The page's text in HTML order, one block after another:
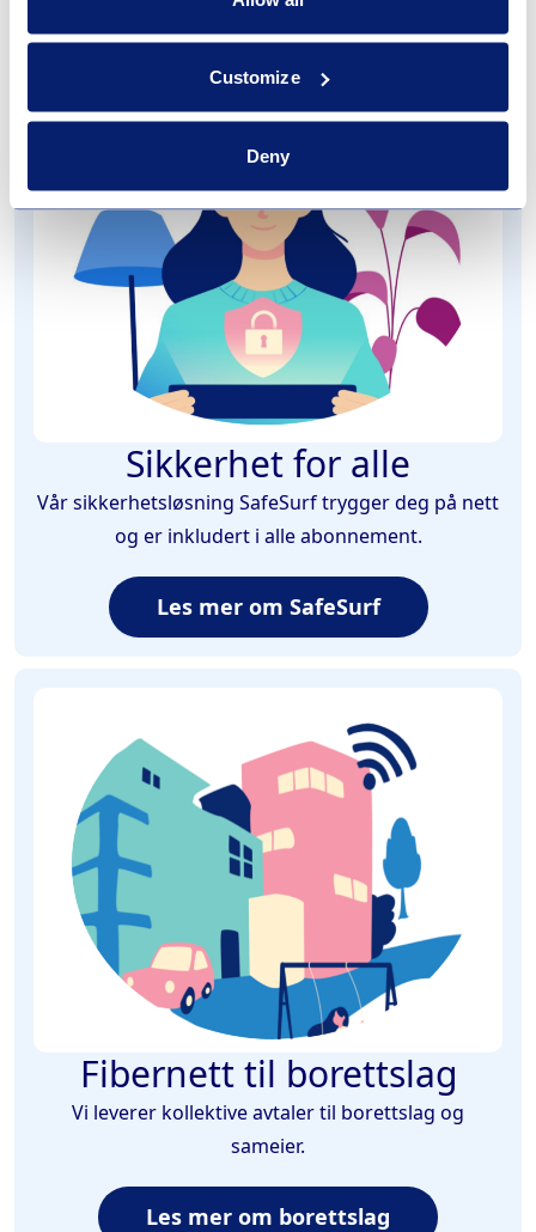
Customize
Deny
Sikkerhet for alle
Vår sikkerhetsløsning SafeSurf trygger deg på nett
og er inkludert i alle abonnement.
Les mer om SafeSurf
Fibernett til borettslag
Vi leverer kollektive avtaler til borettslag og
sameier.
Les mer om borettslag